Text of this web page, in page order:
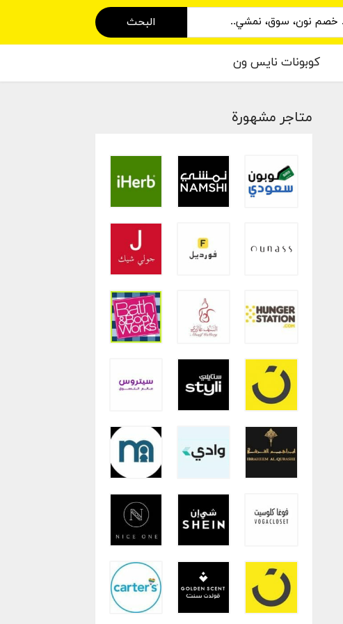
البحث
كوبونات نايس ون
متاجر مشهورة